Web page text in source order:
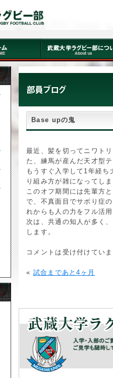
Base upの鬼
最近、髪を切ってニワト
た、練馬が産んだ天才型
もうすぐ入学して1年経
り組み方が雑になってし
このオフ期間には先輩方
で、不真面目でサボり症
れからも人の力をフル活
次は、共通の知人が多く
します。
コメントは受け付けていま
« 試合まであと4ヶ月